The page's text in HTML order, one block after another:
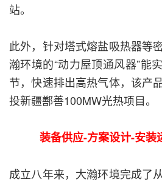
站。
此外，针对塔式熔盐吸热器等
瀚环境的“动力屋顶通风器”能
节，快速排出高热气体，该产
投新疆鄯善100MW光热项目。
装备供应-方案设计-安装
成立八年来，大瀚环境完成了